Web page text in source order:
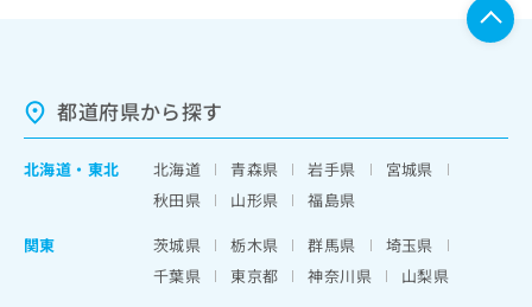
都道府県から探す
北海道 ・ 東北 北海道 青森県 岩手県
宮城県
秋田県
山形県
福島県
関東
茨城県 栃木県 群馬県
埼玉県
千葉県
東京都 神奈川県
山梨県